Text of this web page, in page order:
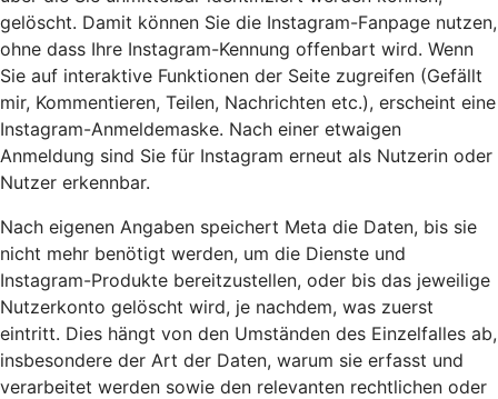
gelöscht. Damit können Sie die Instagram-Fanpage nutzen,
ohne dass Ihre Instagram-Kennung offenbart wird. Wenn
Sie auf interaktive Funktionen der Seite zugreifen (Gefällt
mir, Kommentieren, Teilen, Nachrichten etc.), erscheint eine
Instagram-Anmeldemaske. Nach einer etwaigen
Anmeldung sind Sie für Instagram erneut als Nutzerin oder
Nutzer erkennbar.
Nach eigenen Angaben speichert Meta die Daten, bis sie
nicht mehr benötigt werden, um die Dienste und
Instagram-Produkte bereitzustellen, oder bis das jeweilige
Nutzerkonto gelöscht wird, je nachdem, was zuerst
eintritt. Dies hängt von den Umständen des Einzelfalles ab,
insbesondere der Art der Daten, warum sie erfasst und
verarbeitet werden sowie den relevanten rechtlichen oder